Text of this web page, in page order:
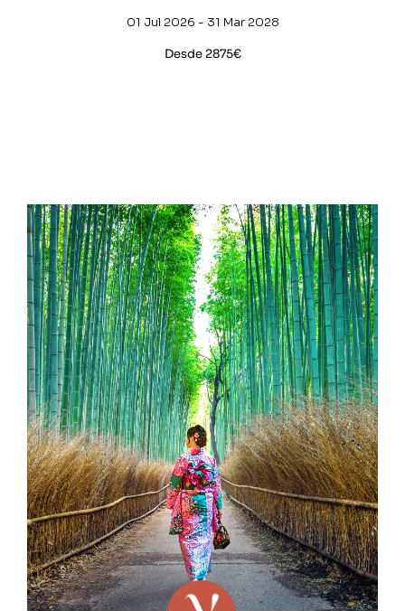
01 Jul 2026 - 31 Mar 2028
Desde 2875€